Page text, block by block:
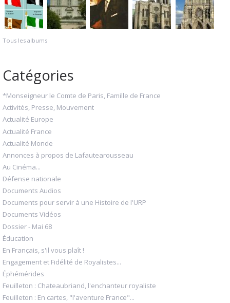
Tous les albums
Catégories
*Monseigneur le Comte de Paris, Famille de France
Activités, Presse, Mouvement
Actualité Europe
Actualité France
Actualité Monde
Annonces à propos de Lafautearousseau
Au Cinéma...
Défense nationale
Documents Audios
Documents pour servir à une Histoire de l'URP
Documents Vidéos
Dossier - Mai 68
Éducation
En Français, s'il vous plaît !
Engagement et Fidélité de Royalistes...
Éphémérides
Feuilleton : Chateaubriand, l'enchanteur royaliste
Feuilleton : En cartes, "l'aventure France"...